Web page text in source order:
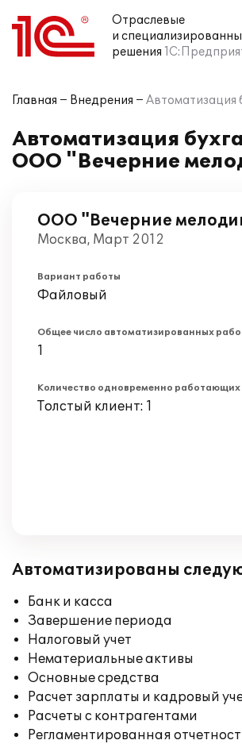
Отраслевые
и
решения
Главная Внедрения Автоматизация
Автоматизация
ООО "Вечерние
ООО "Вечерние
Москва, Март 2012
Вариант работы
Файловый
Общее число автоматизированных
1
Количество одновременно работающих
Толстый клиент: 1
Автоматизированы
Банк и касса
Завершение периода
Налоговый учет
Нематериальные активы
Основные средства
Расчет зарплаты и кадровый
Расчеты с контрагентами
Регламентированная